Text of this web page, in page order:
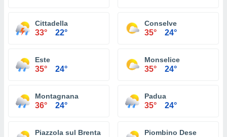
Cittadella
33° 22°
Conselve
35° 24°
Este
35° 24°
Monselice
35° 24°
Montagnana
36° 24°
Padua
35° 24°
Piazzola sul Brenta Piombino Dese